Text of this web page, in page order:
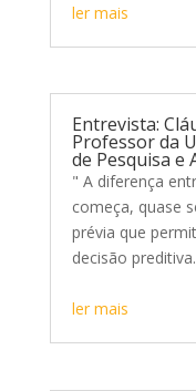
ler mais
Entrevista:
Professor da
de Pesquisa e
" A diferença
começa, quase
prévia que
ler mais